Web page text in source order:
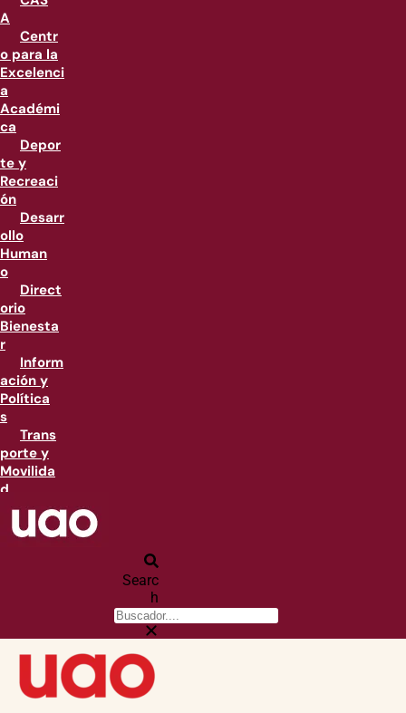
A
Centr
o para la
Excelenci
a
Académi
ca
Depor
te y
Recreaci
ón
Desarr
ollo
Human
o
Direct
orio
Bienesta
r
Inform
ación y
Política
s
Trans
porte y
Movilida
d
Searc
h